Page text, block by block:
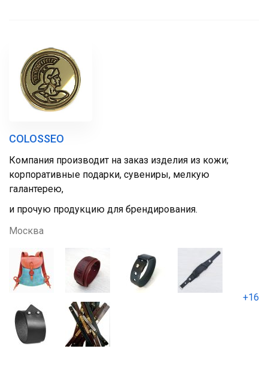
COLOSSEO
Компания производит на заказ изделия из кожи;
корпоративные подарки, сувениры, мелкую
галантерею,
и прочую продукцию для брендирования.
Москва
+16